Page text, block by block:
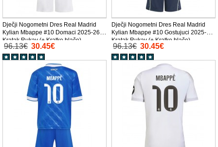
Dječji Nogometni Dres Real Madrid
Kylian Mbappe #10 Domaci 2025-26
Kratak Rukav (+ Kratke hlače)
96.13€ 30.45€
Dječji Nogometni Dres Real Madrid
Kylian Mbappe #10 Gostujuci 2025-26
Kratak Rukav (+ Kratke hlače)
96.13€ 30.45€